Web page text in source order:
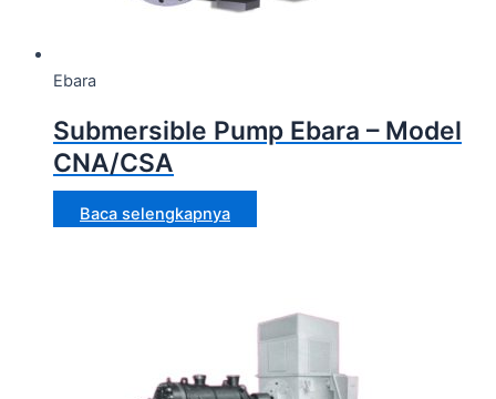
Ebara
Submersible Pump Ebara – Model
CNA/CSA
Baca selengkapnya